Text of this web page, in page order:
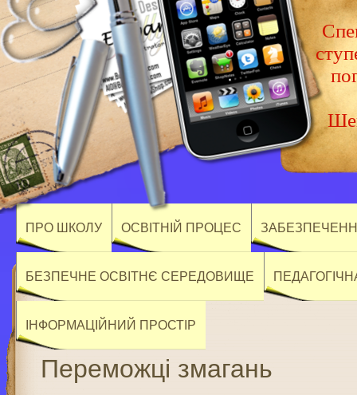
ПРО ШКОЛУ ОСВІТНІЙ ПРОЦЕС
БЕЗПЕЧНЕ ОСВІТНЄ СЕРЕДОВИЩЕ
ІНФОРМАЦІЙНИЙ ПРОСТІР
Переможці змагань